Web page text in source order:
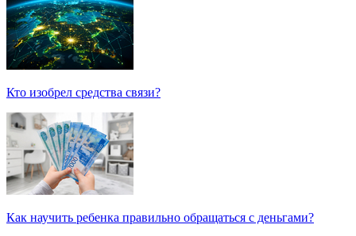
Кто изобрел средства связи?
Как научить ребенка правильно обращаться с деньгами?